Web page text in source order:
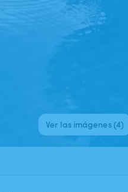
Ver las imágenes (4)